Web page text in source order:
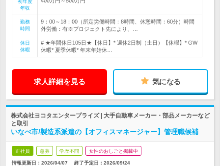
初年度
年収
勤務
時間
9：00～18：00（所定労働時間：8時間、休憩時間：60分）時間
外労働：有※プロジェクト先により、…
休日
休暇
# ★年間休日105日★【休日】* 週休2日制（土日）【休暇】* GW
休暇* 夏季休暇* 年末年始休…
求人詳細を見る 気になる
株式会社ヨコタエンタープライズ | 大手自動車メーカー・部品メーカーなど
と取引
いなべ市/製造系派遣の【オフィスマネージャー】管理職候補
正社員 急募 学歴不問 女性のおしごと掲載中
情報更新日：2026/04/07 終了予定日： 2026/09/24